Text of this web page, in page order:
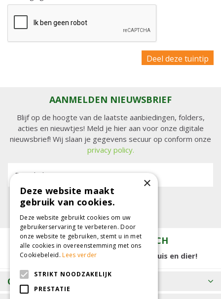
AANMELDEN NIEUWSBRIEF
Blijf op de hoogte van de laatste aanbiedingen, folders,
acties en nieuwtjes! Meld je hier aan voor onze digitale
nieuwsbrief! Wij slaan je gegevens secuur op conform onze
privacy policy.
E-mailadres:
TUINCENTRUM KOLBACH
15.000 m2 winkelplezier voor tuin, huis en dier!
OPENINGSTIJDEN
×
Deze website maakt
gebruik van cookies.
Deze website gebruikt cookies om uw
gebruikerservaring te verbeteren. Door
onze website te gebruiken, stemt u in met
alle cookies in overeenstemming met ons
Cookiebeleid.Lees verder
STRIKT NOODZAKELIJK
PRESTATIE